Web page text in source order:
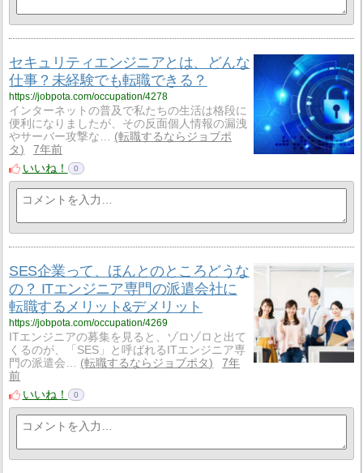
セキュリティエンジニアとは、どんな
仕事？未経験でも転職できる？
https://jobpota.com/occupation/4278
インターネットの普及で私たちの生活は格段に
便利になりましたが、その反面個人情報の漏洩
やサーバー攻撃な…
転職するならジョブポ
タ
7年前
いいね！
0
SES企業って、ほんとのところどうな
の？ ITエンジニア専門の派遣会社に
転職するメリット&デメリット
https://jobpota.com/occupation/4269
ITエンジニアの募集を見ると、ゾロゾロと出て
くるのが、「SES」と呼ばれるITエンジニア専
門の派遣会…
転職するならジョブポタ
7年
前
いいね！
0